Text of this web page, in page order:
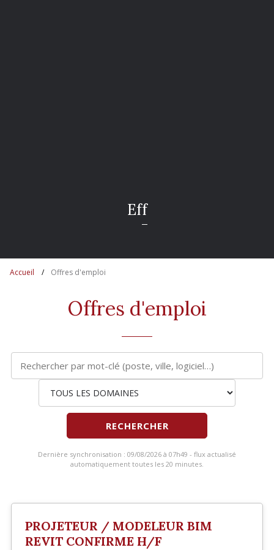
fica
Accueil Offres d'emploi
Offres d'emploi
RECHERCHER
Dernière synchronisation : 09/08/2026 à 07h49 - flux actualisé
automatiquement toutes les 20 minutes.
PROJETEUR / MODELEUR BIM
REVIT CONFIRME H/F